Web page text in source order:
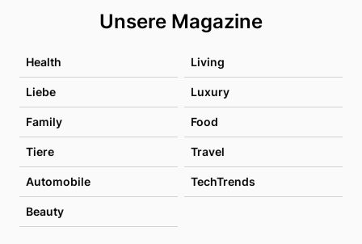
Unsere Magazine
Health Living
Liebe Luxury
Family Food
Tiere Travel
Automobile TechTrends
Beauty